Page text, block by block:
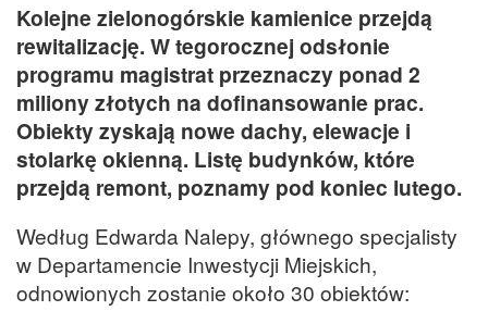
Kolejne zielonogórskie kamienice przejdą
rewitalizację. W tegorocznej odsłonie
programu magistrat przeznaczy ponad 2
miliony złotych na dofinansowanie prac.
Obiekty zyskają nowe dachy, elewacje i
stolarkę okienną. Listę budynków, które
przejdą remont, poznamy pod koniec lutego.
Według Edwarda Nalepy, głównego specjalisty
w Departamencie Inwestycji Miejskich,
odnowionych zostanie około 30 obiektów: